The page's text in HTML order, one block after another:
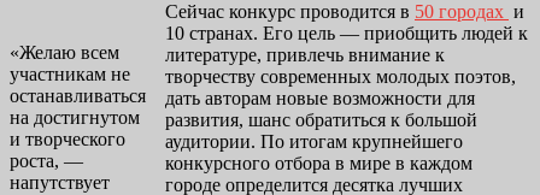
«Желаю всем
участникам не
останавливаться
на достигнутом
и творческого
роста, —
напутствует
Сейчас конкурс проводится в 50 городах и
10 странах. Его цель — приобщить людей к
литературе, привлечь внимание к
творчеству современных молодых поэтов,
дать авторам новые возможности для
развития, шанс обратиться к большой
аудитории. По итогам крупнейшего
конкурсного отбора в мире в каждом
городе определится десятка лучших